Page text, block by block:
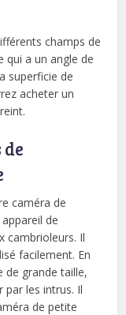
champs de
qui a un angle de
superficie de
acheter un
caméra de
de
cambrioleurs. Il
facilement. En
de grande taille,
par les intrus. Il
de petite